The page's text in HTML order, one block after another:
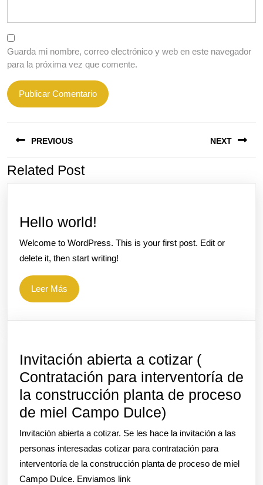
Guarda mi nombre, correo electrónico y web en este navegador
para la próxima vez que comente.
de
entradas
PREVIOUS
Entrada
NEXT
Related Post
Hello world!
world!
Welcome to WordPress. This is your first post. Edit or
delete it, then start writing!
Leer Más Leer
Más
Invitación abierta a cotizar (
Contratación para interventoría de
la construcción planta de proceso
de miel Campo Dulce)
abierta
a
cotizar
Invitación abierta a cotizar. Se les hace la invitación a las
personas interesadas cotizar para contratación para
interventoría de la construcción planta de proceso de miel
Campo Dulce. Enviamos link